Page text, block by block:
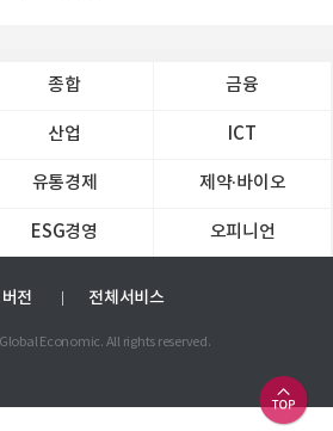
종합 금융
산업 ICT
유통경제 제약∙바이오
ESG경영 오피니언
전 전체서비스
Economic. All rights reserved.